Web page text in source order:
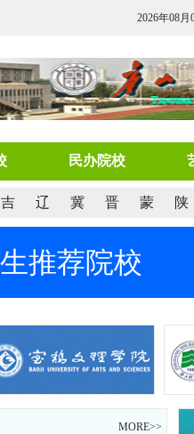
2026年08月
民办院校
吉 辽 冀 晋 蒙 陕
推荐院校
MORE>>